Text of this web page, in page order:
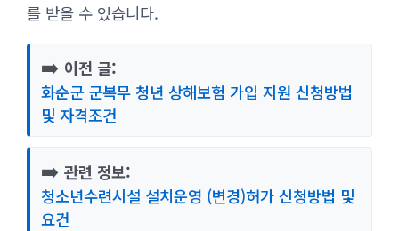
를 받을 수 있습니다.
➡️ 이전 글:
화순군 군복무 청년 상해보험 가입 지원 신청방법
및 자격조건
➡️ 관련 정보:
청소년수련시설 설치운영 (변경)허가 신청방법 및
요건